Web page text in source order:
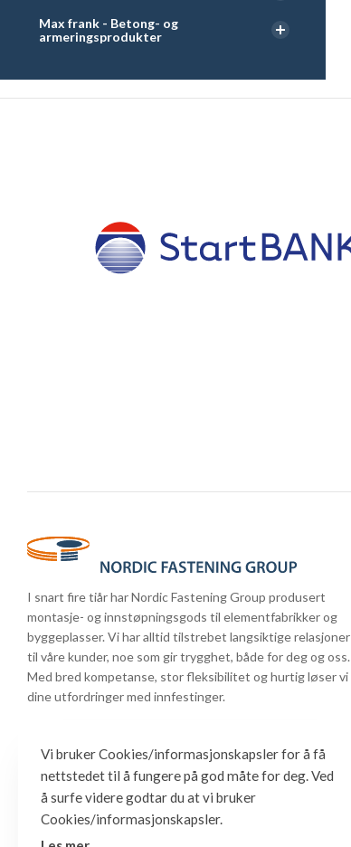
Max frank - Betong- og
armeringsprodukter
I snart fire tiår har Nordic Fastening Group produsert
montasje- og innstøpningsgods til elementfabrikker og
byggeplasser. Vi har alltid tilstrebet langsiktige relasjoner
til våre kunder, noe som gir trygghet, både for deg og oss.
Med bred kompetanse, stor fleksibilitet og hurtig løser vi
dine utfordringer med innfestinger.
Vi bruker Cookies/informasjonskapsler for å få
nettstedet til å fungere på god måte for deg. Ved
å surfe videre godtar du at vi bruker
Cookies/informasjonskapsler.